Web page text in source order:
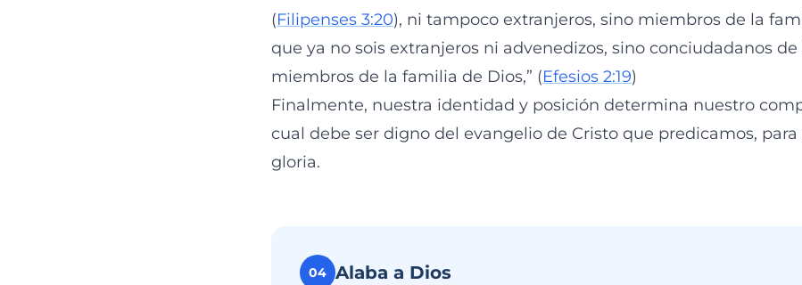
(Filipenses 3:20), ni tampoco extranjeros, sino miembros de la
que ya no sois extranjeros ni advenedizos, sino conciudadanos de
miembros de la familia de Dios,” (Efesios 2:19)
Finalmente, nuestra identidad y posición determina nuestro
cual debe ser digno del evangelio de Cristo que predicamos, para
gloria.
04 Alaba a Dios